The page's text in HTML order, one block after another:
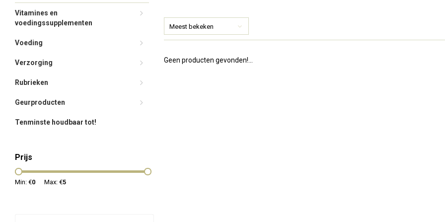
Vitamines en
voedingssupplementen
Voeding
Verzorging
Rubrieken
Geurproducten
Tenminste houdbaar tot!
Prijs
Min: €0 Max: €5
Meest bekeken
Geen producten gevonden!...